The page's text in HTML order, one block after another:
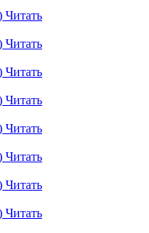
Читать
Читать
Читать
Читать
Читать
Читать
Читать
Читать